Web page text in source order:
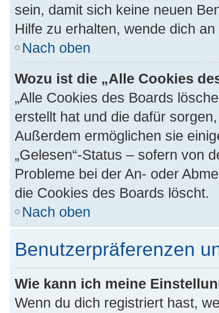
sein, damit sich keine neuen
Hilfe zu erhalten, wende dich
Nach oben
Wozu ist die „Alle Cookies
„Alle Cookies des Boards
erstellt hat und die dafür
Außerdem ermöglichen sie
„Gelesen“-Status – sofern von
Probleme bei der An- oder
die Cookies des Boards löscht.
Nach oben
Benutzerpräferenzen
Wie kann ich meine
Wenn du dich registriert hast,